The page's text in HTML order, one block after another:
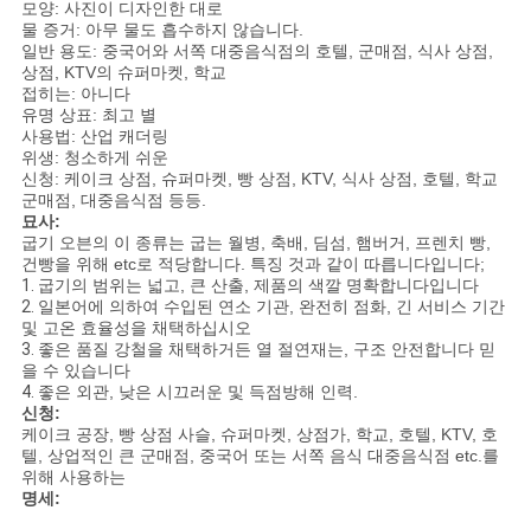
우
VR
사
이
트
맵
PRIVACY
POLICY
모양: 사진이 디자인한 대로
물 증거: 아무 물도 흡수하지 않습니다.
일반 용도: 중국어와 서쪽 대중음식점의 호텔, 군매점, 식사 상점,
상점, KTV의 슈퍼마켓, 학교
접히는: 아니다
유명 상표: 최고 별
사용법: 산업 캐더링
위생: 청소하게 쉬운
신청: 케이크 상점, 슈퍼마켓, 빵 상점, KTV, 식사 상점, 호텔, 학교
군매점, 대중음식점 등등.
묘사:
굽기 오븐의 이 종류는 굽는 월병, 축배, 딤섬, 햄버거, 프렌치 빵,
건빵을 위해 etc로 적당합니다. 특징 것과 같이 따릅니다입니다;
1. 굽기의 범위는 넓고, 큰 산출, 제품의 색깔 명확합니다입니다
2. 일본어에 의하여 수입된 연소 기관, 완전히 점화, 긴 서비스 기간
및 고온 효율성을 채택하십시오
3. 좋은 품질 강철을 채택하거든 열 절연재는, 구조 안전합니다 믿
을 수 있습니다
4. 좋은 외관, 낮은 시끄러운 및 득점방해 인력.
신청:
케이크 공장, 빵 상점 사슬, 슈퍼마켓, 상점가, 학교, 호텔, KTV, 호
텔, 상업적인 큰 군매점, 중국어 또는 서쪽 음식 대중음식점 etc.를
위해 사용하는
명세: